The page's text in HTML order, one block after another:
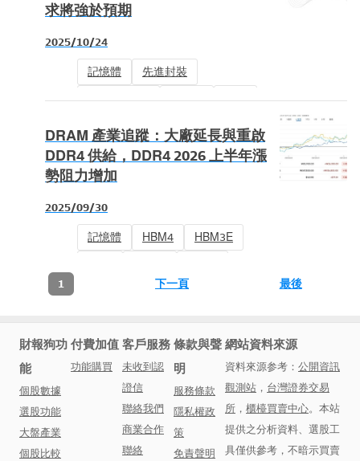
求將強於預期
2025/10/24
記憶體
先進封裝
NAND Flash
DRAM 2nm
DRAM 產業追蹤：大廠延長與重啟
DDR4 供給，DDR4 2026 上半年漲
勢阻力增加
2025/09/30
記憶體 HBM4
HBM3E
1 下一頁 最後
財報狗功
能
個股數據
選股功能
大盤產業
個股比較
付費加值
功能購買
客戶服務
未收到認
證信
聯絡我們
商業合作
聯絡
條款與聲
明
服務條款
隱私權政
策
免責聲明
網站資料來源
資料來源参考： 公開資訊
觀測站 ， 台灣證券交易
所 ， 櫃檯買賣中心。本站
提供之分析資料、選股工
具僅供參考，不暗示買賣